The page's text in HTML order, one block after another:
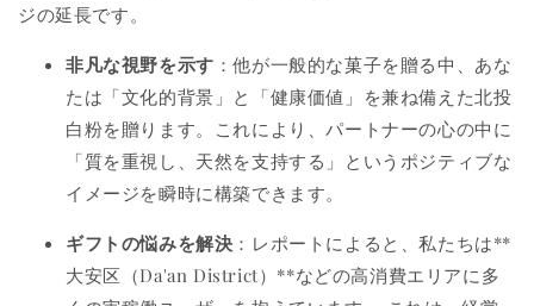
ジの延長です。
非凡な視野を示す ：他が一般的な菓子を贈る中、あな
たは「文化的背景」と「健康価値」を兼ね備えた北投
白粉を贈ります。これにより、パートナーの心の中に
「質を重視し、天然を支持する」というポジティブな
イメージを瞬時に構築できます。
ギフトの悩みを解決 ：レポートによると、私たちは**
大安区（Da'an District）**などの高消費エリアに多